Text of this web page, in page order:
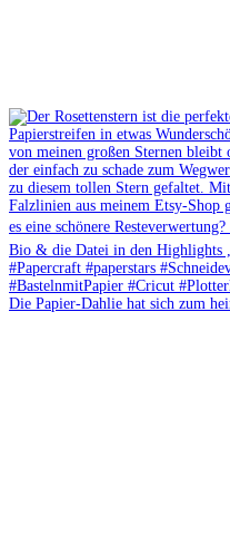
Die Papier-Dahlie hat sich zum